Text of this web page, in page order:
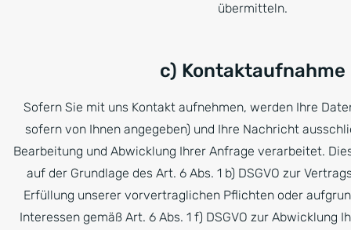
übermitteln.
c) Kontaktaufnahme
Sofern Sie mit uns Kontakt aufnehmen, werden Ihre
sofern von Ihnen angegeben) und Ihre Nachricht
Bearbeitung und Abwicklung Ihrer Anfrage verarbeitet.
auf der Grundlage des Art. 6 Abs. 1 b) DSGVO zur
Erfüllung unserer vorvertraglichen Pflichten oder
Interessen gemäß Art. 6 Abs. 1 f) DSGVO zur Abwicklung